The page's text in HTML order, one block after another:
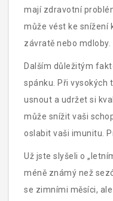
mají zdravotní
může vést ke snížení
závratě nebo mdloby.
měli byste dodržovat
dostatečný pitný
Dalším důležitým
spánku. Při vysokých
usnout a udržet si
může snížit vaši
oslabit vaši imunitu.
horkých nocí
dodržovat správnou
Už jste slyšeli o
méně známý než
se zimními měsíci,